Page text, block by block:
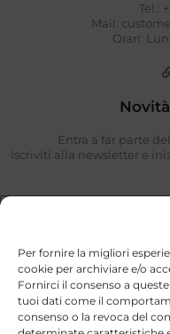
Per fornire la migliori
cookie per archiviare e/o
Fornirci il consenso a
tuoi dati come il
consenso o la revoca del
Tel.:
Mail:
Orari: Lun
Entra a far parte
Iscriviti alla newsletter e